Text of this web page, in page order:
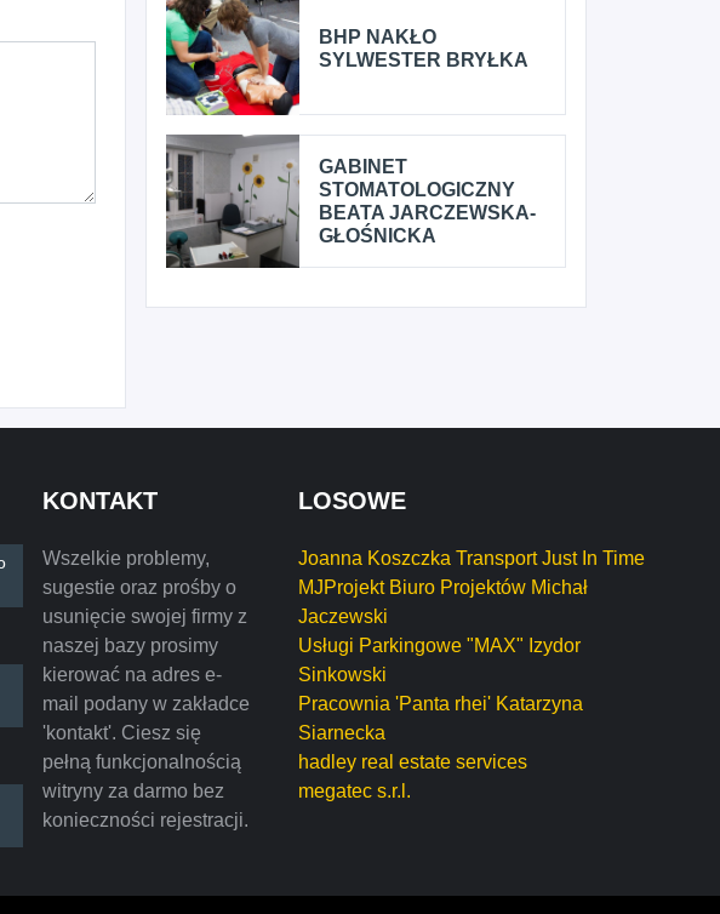
BHP NAKŁO
SYLWESTER BRYŁKA
GABINET
STOMATOLOGICZNY
BEATA JARCZEWSKA-
GŁOŚNICKA
KONTAKT
Wszelkie problemy,
sugestie oraz prośby o
usunięcie swojej firmy z
naszej bazy prosimy
kierować na adres e-
mail podany w zakładce
'kontakt'. Ciesz się
pełną funkcjonalnością
witryny za darmo bez
konieczności rejestracji.
LOSOWE
Joanna Koszczka Transport Just In Time
MJProjekt Biuro Projektów Michał
Jaczewski
Usługi Parkingowe "MAX" Izydor
Sinkowski
Pracownia 'Panta rhei' Katarzyna
Siarnecka
hadley real estate services
megatec s.r.l.